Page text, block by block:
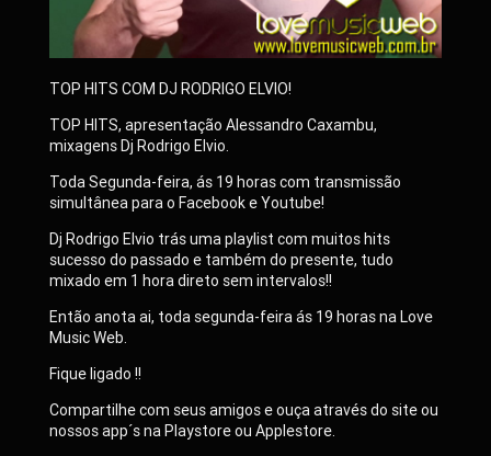
TOP HITS COM DJ RODRIGO ELVIO!
TOP HITS, apresentação Alessandro Caxambu,
mixagens Dj Rodrigo Elvio.
Toda Segunda-feira, ás 19 horas com transmissão
simultânea para o Facebook e Youtube!
Dj Rodrigo Elvio trás uma playlist com muitos hits
sucesso do passado e também do presente, tudo
mixado em 1 hora direto sem intervalos!!
Então anota ai, toda segunda-feira ás 19 horas na Love
Music Web.
Fique ligado !!
Compartilhe com seus amigos e ouça através do site ou
nossos app´s na Playstore ou Applestore.